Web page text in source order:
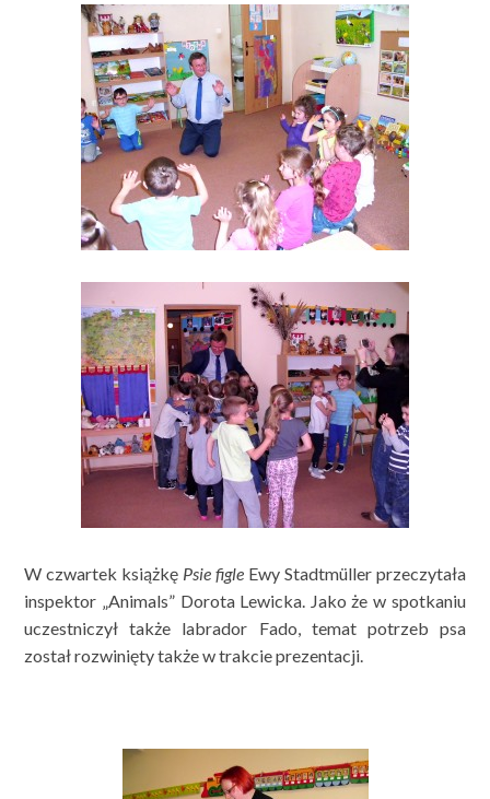
W czwartek książkę Psie figleEwy Stadtmüller przeczytała
inspektor „Animals” Dorota Lewicka. Jako że w spotkaniu
uczestniczył także labrador Fado, temat potrzeb psa
został rozwinięty także w trakcie prezentacji.